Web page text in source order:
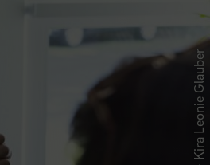
© HSB - Kira Leonie Glauber